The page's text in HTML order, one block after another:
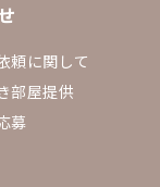
頼に関して
部屋提供
募